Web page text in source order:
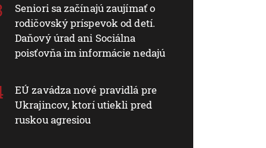
Seniori sa začínajú zaujímať o
rodičovský príspevok od detí.
Daňový úrad ani Sociálna
poisťovňa im informácie nedajú
EÚ zavádza nové pravidlá pre
Ukrajincov, ktorí utiekli pred
ruskou agresiou